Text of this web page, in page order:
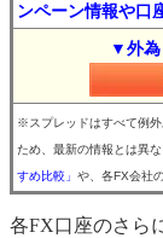
ンペーン情報や口
▼外為
※スプレッドはすべて例
ため、最新の情報とは異
すめ比較」 や、各FX会社
各FX口座のさら